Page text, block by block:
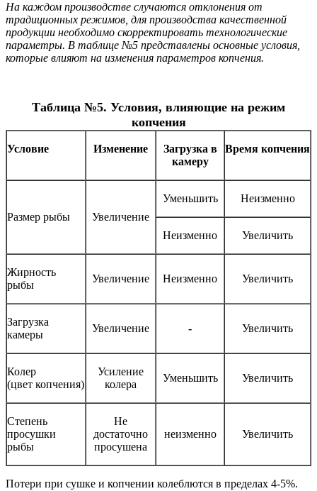
На каждом производстве случаются отклонения от
традиционных режимов, для производства качественной
продукции необходимо скорректировать технологические
параметры. В таблице №5 представлены основные условия,
которые влияют на изменения параметров копчения.
Таблица №5. Условия, влияющие на режим
копчения
Условие Изменение
Загрузка в
камеру
Время копчения
Размер рыбы Увеличение
Уменьшить Неизменно
Неизменно Увеличить
Жирность
рыбы
Увеличение Неизменно Увеличить
Загрузка
камеры
Увеличение - Увеличить
Колер
(цвет копчения)
Усиление
колера
Уменьшить Увеличить
Степень
просушки
рыбы
Не
достаточно
просушена
неизменно Увеличить
Потери при сушке и копчении колеблются в пределах 4-5%.